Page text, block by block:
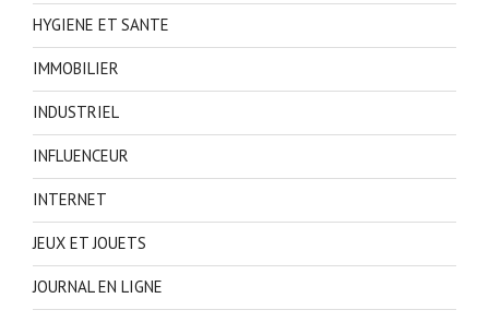
HYGIENE ET SANTE
IMMOBILIER
INDUSTRIEL
INFLUENCEUR
INTERNET
JEUX ET JOUETS
JOURNAL EN LIGNE